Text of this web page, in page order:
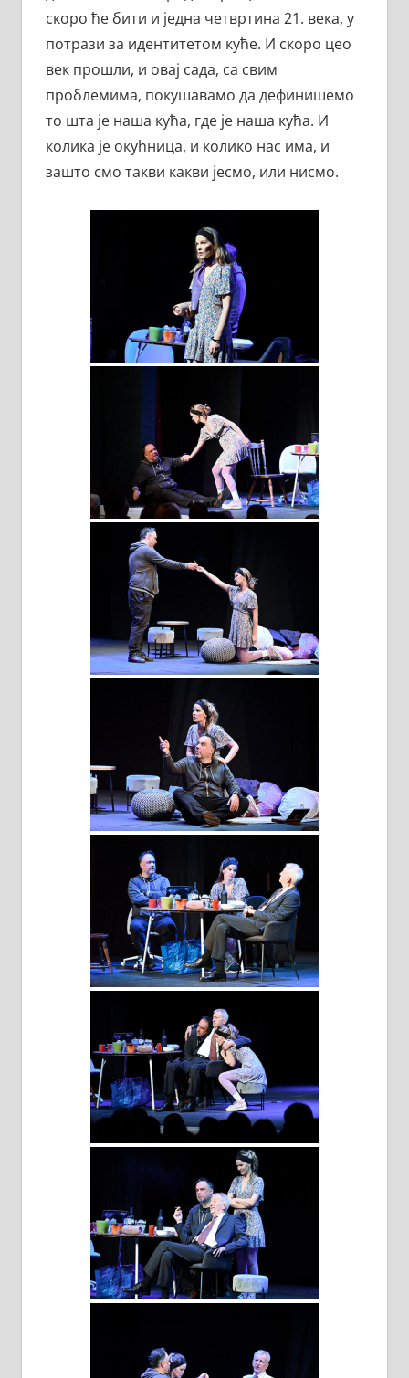
скоро ће бити и једна четвртина 21. века, у
потрази за идентитетом куће. И скоро цео
век прошли, и овај сада, са свим
проблемима, покушавамо да дефинишемо
то шта је наша кућа, где је наша кућа. И
колика је окућница, и колико нас има, и
зашто смо такви какви јесмо, или нисмо.